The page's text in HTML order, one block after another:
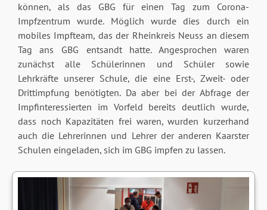
können, als das GBG für einen Tag zum Corona-
Impfzentrum wurde. Möglich wurde dies durch ein
mobiles Impfteam, das der Rheinkreis Neuss an diesem
Tag ans GBG entsandt hatte. Angesprochen waren
zunächst alle Schülerinnen und Schüler sowie
Lehrkräfte unserer Schule, die eine Erst-, Zweit- oder
Drittimpfung benötigten. Da aber bei der Abfrage der
Impfinteressierten im Vorfeld bereits deutlich wurde,
dass noch Kapazitäten frei waren, wurden kurzerhand
auch die Lehrerinnen und Lehrer der anderen Kaarster
Schulen eingeladen, sich im GBG impfen zu lassen.